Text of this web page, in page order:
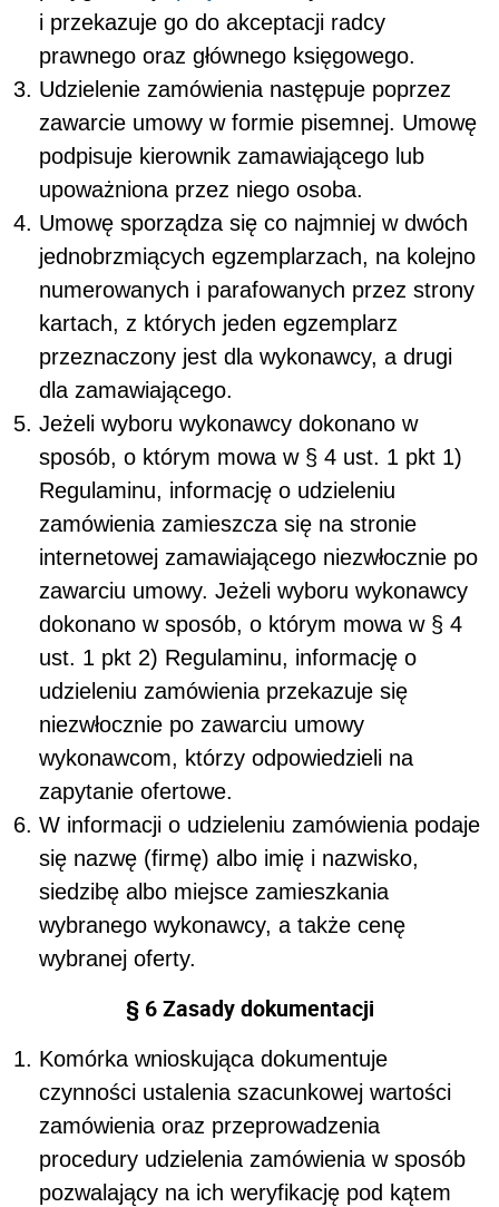
i przekazuje go do akceptacji radcy
prawnego oraz głównego księgowego.
Udzielenie zamówienia następuje poprzez
zawarcie umowy w formie pisemnej. Umowę
podpisuje kierownik zamawiającego lub
upoważniona przez niego osoba.
Umowę sporządza się co najmniej w dwóch
jednobrzmiących egzemplarzach, na kolejno
numerowanych i parafowanych przez strony
kartach, z których jeden egzemplarz
przeznaczony jest dla wykonawcy, a drugi
dla zamawiającego.
Jeżeli wyboru wykonawcy dokonano w
sposób, o którym mowa w § 4 ust. 1 pkt 1)
Regulaminu, informację o udzieleniu
zamówienia zamieszcza się na stronie
internetowej zamawiającego niezwłocznie po
zawarciu umowy. Jeżeli wyboru wykonawcy
dokonano w sposób, o którym mowa w § 4
ust. 1 pkt 2) Regulaminu, informację o
udzieleniu zamówienia przekazuje się
niezwłocznie po zawarciu umowy
wykonawcom, którzy odpowiedzieli na
zapytanie ofertowe.
W informacji o udzieleniu zamówienia podaje
się nazwę (firmę) albo imię i nazwisko,
siedzibę albo miejsce zamieszkania
wybranego wykonawcy, a także cenę
wybranej oferty.
§ 6 Zasady dokumentacji
Komórka wnioskująca dokumentuje
czynności ustalenia szacunkowej wartości
zamówienia oraz przeprowadzenia
procedury udzielenia zamówienia w sposób
pozwalający na ich weryfikację pod kątem